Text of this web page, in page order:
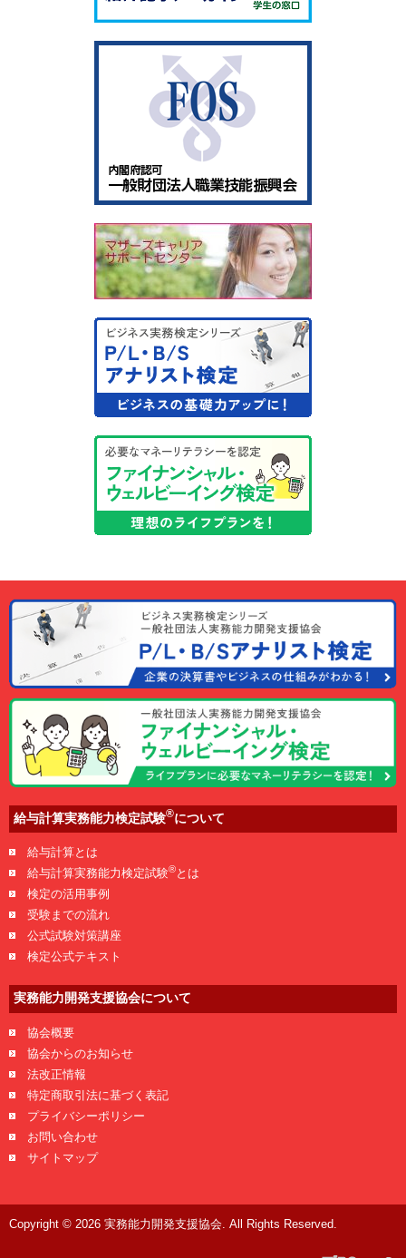
給与計算実務能力検定試験®について
給与計算とは
給与計算実務能力検定試験®とは
検定の活用事例
受験までの流れ
公式試験対策講座
検定公式テキスト
実務能力開発支援協会について
協会概要
協会からのお知らせ
法改正情報
特定商取引法に基づく表記
プライバシーポリシー
お問い合わせ
サイトマップ
Copyright © 2026 実務能力開発支援協会. All Rights Reserved.